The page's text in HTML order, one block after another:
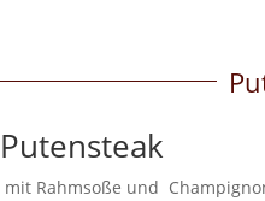
Putensteak
mit Rahmsoße und